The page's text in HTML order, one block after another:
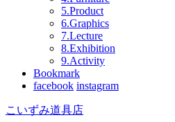
5.Product
6.Graphics
7.Lecture
8.Exhibition
9.Activity
Bookmark
facebook instagram
こいずみ道具店